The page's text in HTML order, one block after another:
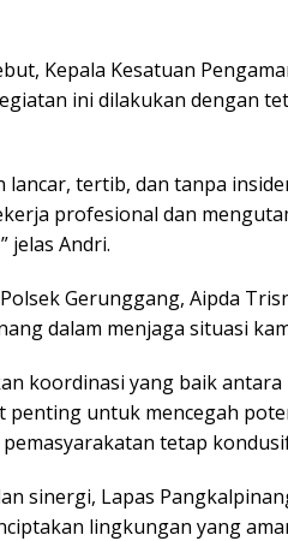
Kepala Kesatuan
ini dilakukan dengan
lancar, tertib, dan tanpa
profesional dan
jelas Andri.
Gerunggang, Aipda
dalam menjaga situasi
koordinasi yang baik
penting untuk mencegah
tetap
sinergi, Lapas
lingkungan yang